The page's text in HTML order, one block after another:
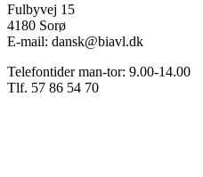
Fulbyvej 15
4180 Sorø
E-mail: dansk@biavl.dk
Telefontider man-tor: 9.00-14.00
Tlf. 57 86 54 70